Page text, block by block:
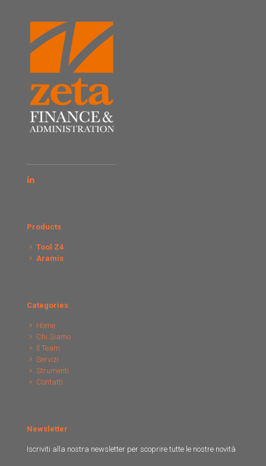
Products
Tool Z4
Aramis
Categories
Home
Chi Siamo
Il Team
Servizi
Strumenti
Contatti
Newsletter
Iscriviti alla nostra newsletter per scoprire tutte le nostre novità